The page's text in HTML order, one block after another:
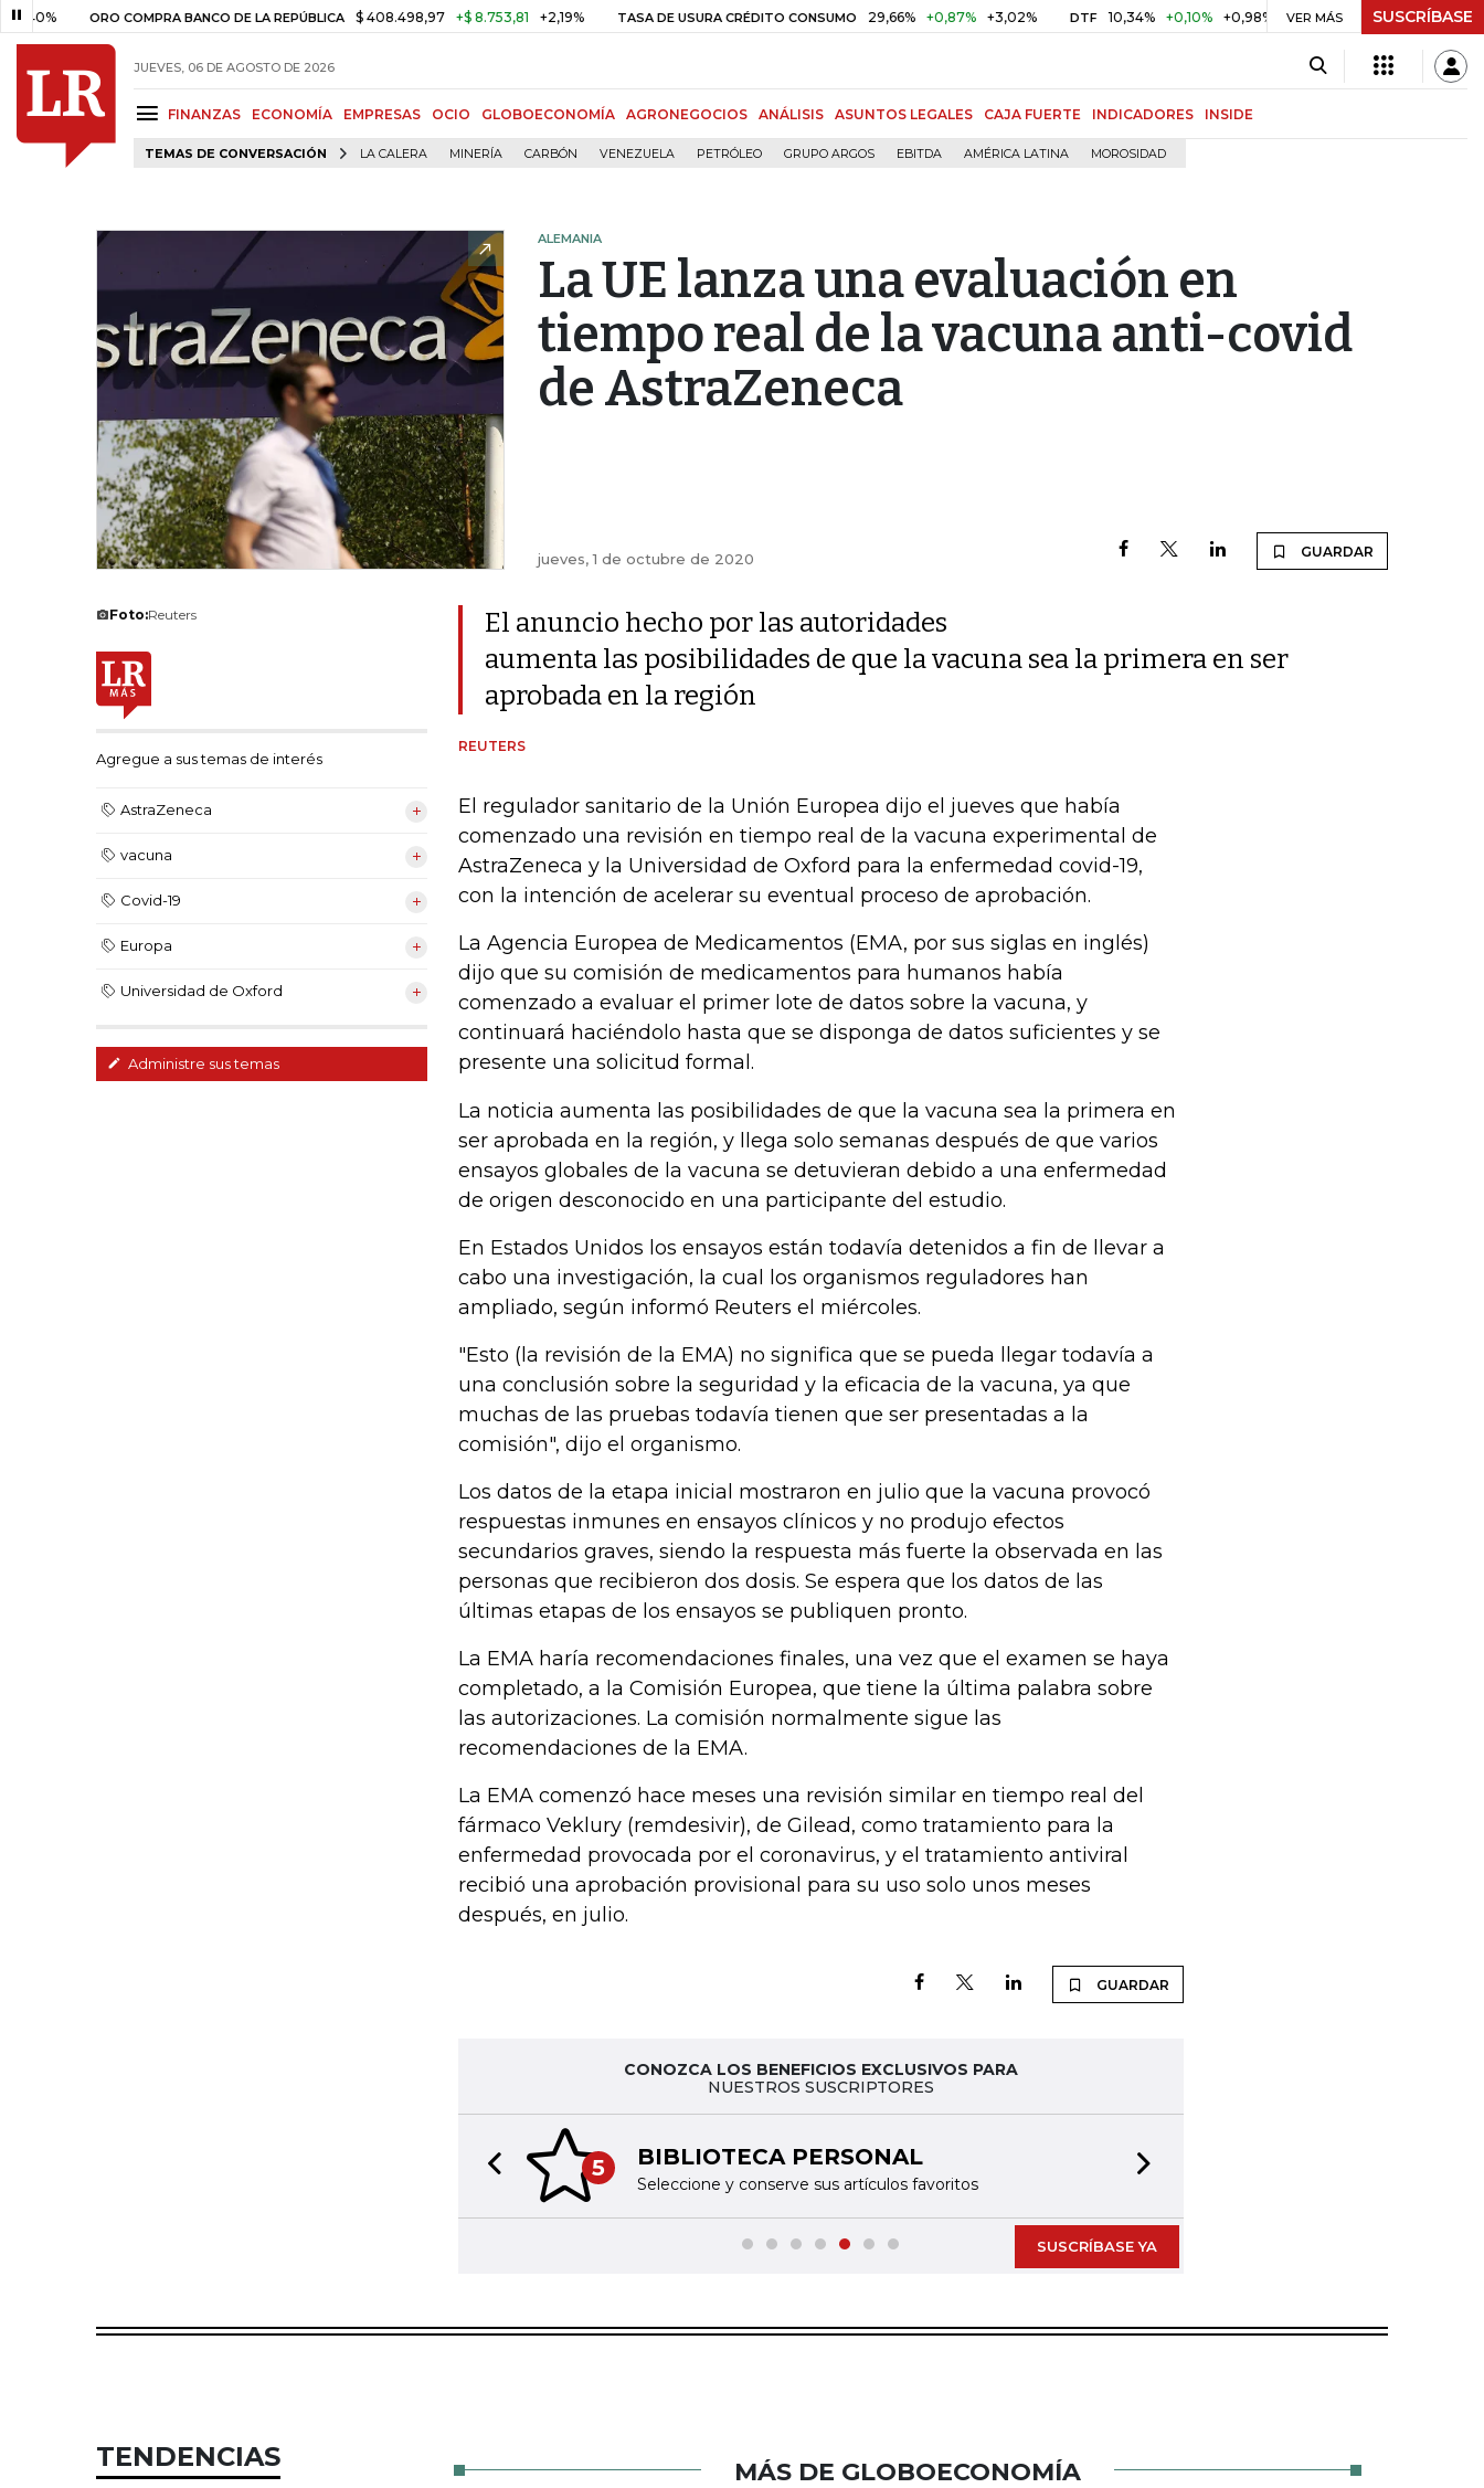
ORO COMPRA BANCO DE LA REPÚBLICA $ 408.498,97 +$ 8.753,81 +2,19% TASA DE USURA CRÉDITO CONSUMO 29,66% +0,87% +3,02% DTF 10,34% +0,10% +0,98% UVR $ 416,86 +$ 0,05 +0,01%
VER MÁS SUSCRÍBASE
JUEVES, 06 DE AGOSTO DE 2026
FINANZAS ECONOMÍA EMPRESAS OCIO GLOBOECONOMÍA AGRONEGOCIOS ANÁLISIS ASUNTOS LEGALES CAJA FUERTE INDICADORES INSIDE
TEMAS DE CONVERSACIÓN LA CALERA MINERÍA CARBÓN VENEZUELA PETRÓLEO GRUPO ARGOS EBITDA AMÉRICA LATINA MOROSIDAD
ALEMANIA
La UE lanza una evaluación en
tiempo real de la vacuna anti-covid
de AstraZeneca
jueves, 1 de octubre de 2020 GUARDAR
Foto:Reuters
Agregue a sus temas de interés
AstraZeneca
vacuna
Covid-19
Europa
Universidad de Oxford
Administre sus temas
El anuncio hecho por las autoridades
aumenta las posibilidades de que la vacuna sea la primera en ser
aprobada en la región
REUTERS
El regulador sanitario de la Unión Europea dijo el jueves que había
comenzado una revisión en tiempo real de la vacuna experimental de
AstraZeneca y la Universidad de Oxford para la enfermedad covid-19,
con la intención de acelerar su eventual proceso de aprobación.
La Agencia Europea de Medicamentos (EMA, por sus siglas en inglés)
dijo que su comisión de medicamentos para humanos había
comenzado a evaluar el primer lote de datos sobre la vacuna, y
continuará haciéndolo hasta que se disponga de datos suficientes y se
presente una solicitud formal.
La noticia aumenta las posibilidades de que la vacuna sea la primera en
ser aprobada en la región, y llega solo semanas después de que varios
ensayos globales de la vacuna se detuvieran debido a una enfermedad
de origen desconocido en una participante del estudio.
En Estados Unidos los ensayos están todavía detenidos a fin de llevar a
cabo una investigación, la cual los organismos reguladores han
ampliado, según informó Reuters el miércoles.
"Esto (la revisión de la EMA) no significa que se pueda llegar todavía a
una conclusión sobre la seguridad y la eficacia de la vacuna, ya que
muchas de las pruebas todavía tienen que ser presentadas a la
comisión", dijo el organismo.
Los datos de la etapa inicial mostraron en julio que la vacuna provocó
respuestas inmunes en ensayos clínicos y no produjo efectos
secundarios graves, siendo la respuesta más fuerte la observada en las
personas que recibieron dos dosis. Se espera que los datos de las
últimas etapas de los ensayos se publiquen pronto.
La EMA haría recomendaciones finales, una vez que el examen se haya
completado, a la Comisión Europea, que tiene la última palabra sobre
las autorizaciones. La comisión normalmente sigue las
recomendaciones de la EMA.
La EMA comenzó hace meses una revisión similar en tiempo real del
fármaco Veklury (remdesivir), de Gilead, como tratamiento para la
enfermedad provocada por el coronavirus, y el tratamiento antiviral
recibió una aprobación provisional para su uso solo unos meses
después, en julio.
GUARDAR
CONOZCA LOS BENEFICIOS EXCLUSIVOS PARA
NUESTROS SUSCRIPTORES
5 BIBLIOTECA PERSONAL
Seleccione y conserve sus artículos favoritos
Previous slide
SUSCRÍBASE YA
TENDENCIAS MÁS DE GLOBOECONOMÍA